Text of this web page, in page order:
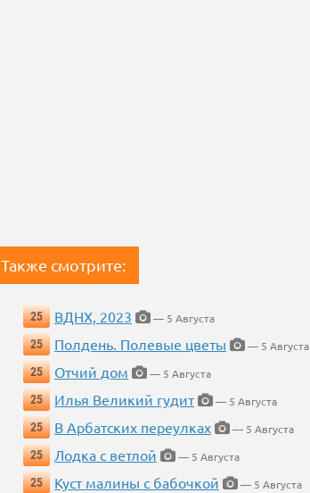
Также смотрите:
25 ВДНХ, 2023
— 5 Августа
25
Полдень. Полевые цветы
— 5 Августа
25
Отчий дом
— 5 Августа
25
Илья Великий гудит
— 5 Августа
25
В Арбатских переулках
— 5 Августа
25
Лодка с ветлой
— 5 Августа
25
Куст малины с бабочкой
— 5 Августа